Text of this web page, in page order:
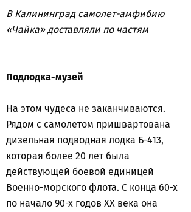
В Калининград самолет-амфибию
«Чайка» доставляли по частям
Подлодка-музей
На этом чудеса не заканчиваются.
Рядом с самолетом пришвартована
дизельная подводная лодка Б-413,
которая более 20 лет была
действующей боевой единицей
Военно-морского флота. С конца 60-х
по начало 90-х годов ХХ века она